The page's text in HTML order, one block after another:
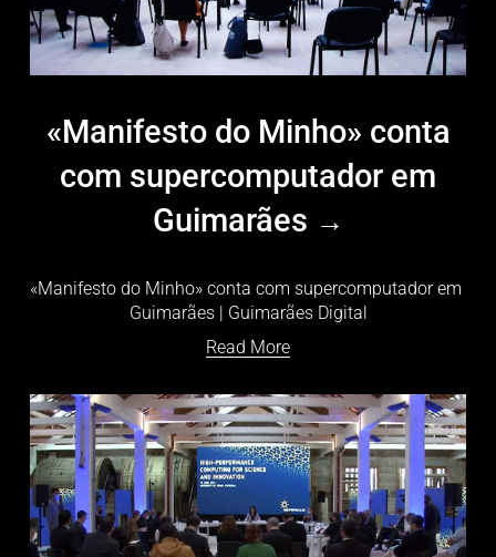
«Manifesto do Minho» conta
com supercomputador em
Guimarães
«Manifesto do Minho» conta com supercomputador em
Guimarães | Guimarães Digital
Read More